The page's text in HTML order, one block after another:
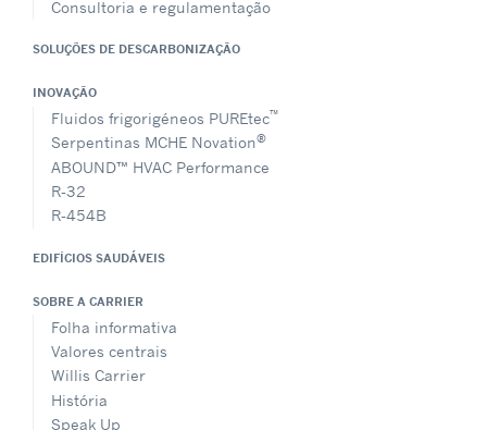
Consultoria e regulamentação
SOLUÇÕES DE DESCARBONIZAÇÃO
INOVAÇÃO
Fluidos frigorigéneos PUREtec™
Serpentinas MCHE Novation®
ABOUND™ HVAC Performance
R-32
R-454B
EDIFÍCIOS SAUDÁVEIS
SOBRE A CARRIER
Folha informativa
Valores centrais
Willis Carrier
História
Speak Up